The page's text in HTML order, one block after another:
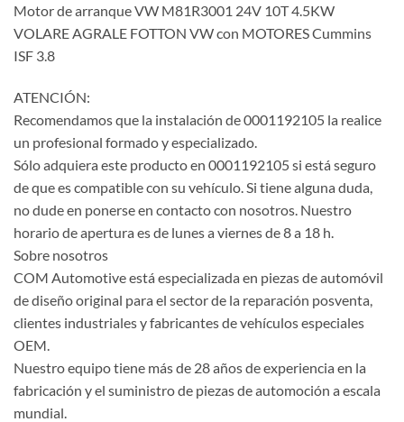
Motor de arranque VW M81R3001 24V 10T 4.5KW
VOLARE AGRALE FOTTON VW con MOTORES Cummins
ISF 3.8
ATENCIÓN:
Recomendamos que la instalación de 0001192105 la realice
un profesional formado y especializado.
Sólo adquiera este producto en 0001192105 si está seguro
de que es compatible con su vehículo. Si tiene alguna duda,
no dude en ponerse en contacto con nosotros. Nuestro
horario de apertura es de lunes a viernes de 8 a 18 h.
Sobre nosotros
COM Automotive está especializada en piezas de automóvil
de diseño original para el sector de la reparación posventa,
clientes industriales y fabricantes de vehículos especiales
OEM.
Nuestro equipo tiene más de 28 años de experiencia en la
fabricación y el suministro de piezas de automoción a escala
mundial.